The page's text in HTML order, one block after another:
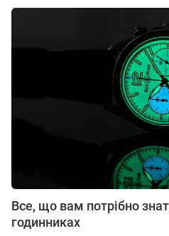
Все, що вам потрібно
годинниках